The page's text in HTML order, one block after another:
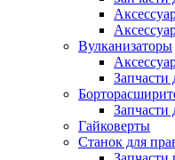
Вулканизаторы
Запчасти
Запчасти
Гайковерты
Станок для